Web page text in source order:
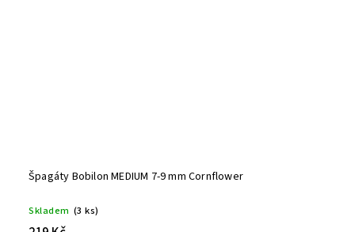
Špagáty Bobilon MEDIUM 7-9 mm Cornflower
Skladem (3 ks)